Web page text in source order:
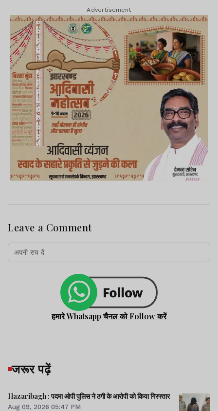
Advertisement
Leave a Comment
हमारे Whatsapp चैनल को Follow करें
जरूर पढ़ें
Hazaribagh : पदमा ओपी पुलिस ने ठगी के आरोपी को किया गिरफ्तार
Aug 09, 2026 05:47 PM